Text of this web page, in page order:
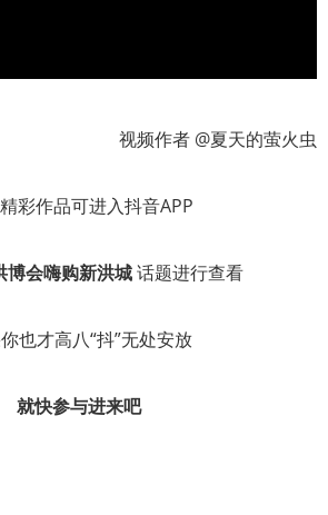
视频作者 @夏天的萤火虫
彩作品可进入抖音APP
博会嗨购新洪城话题进行查看
也才高八“抖”无处安放
就快参与进来吧